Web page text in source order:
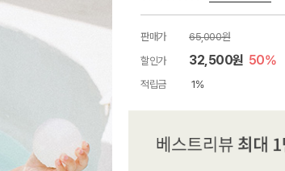
판매가
65,000원
할인가
32,500원 50%
적립금 1%